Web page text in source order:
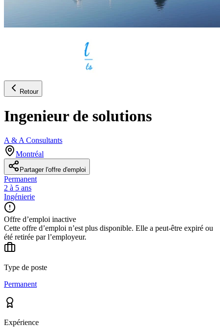
Retour
Ingenieur de solutions
A & A Consultants
Montréal
Partager l'offre d'emploi
Permanent
2 à 5 ans
Ingénierie
Offre d’emploi inactive
Cette offre d’emploi n’est plus disponible. Elle a peut-être expiré ou
été retirée par l’employeur.
Type de poste
Permanent
Expérience